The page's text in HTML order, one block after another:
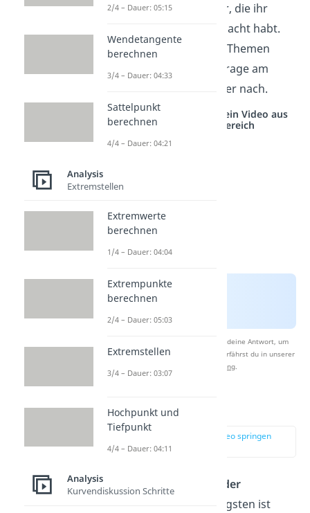
dich auf die Themen vor, die ihr
auch im Unterricht gemacht habt.
Wenn du bei einem der Themen
nicht sicher bist, dann frage am
besten bei deinem Lehrer nach.
Studyflix vernetzt: Hier ein Video aus
einem anderen Bereich
Nach Beantwortung speichern wir deine Antwort, um
Studyflix zu verbessern. Mehr dazu erfährst du in unserer
Datenschutzerklärung.
Analysis
zur Stelle im Video springen
(00:36)
Analysis ist die
„Lehre der
. Am wichtigsten ist
2/4 – Dauer: 05:15
Wendetangente
berechnen
3/4 – Dauer: 04:33
Sattelpunkt
berechnen
4/4 – Dauer: 04:21
Analysis
Extremstellen
Extremwerte
berechnen
1/4 – Dauer: 04:04
Extrempunkte
berechnen
2/4 – Dauer: 05:03
Extremstellen
3/4 – Dauer: 03:07
Hochpunkt und
Tiefpunkt
4/4 – Dauer: 04:11
Analysis
Kurvendiskussion Schritte